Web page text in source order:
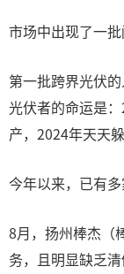
市场中出现了一
第一批跨界光伏
光伏者的命运是
产，2024年天天
今年以来，已有
8月，扬州棒杰（
务，且明显缺乏